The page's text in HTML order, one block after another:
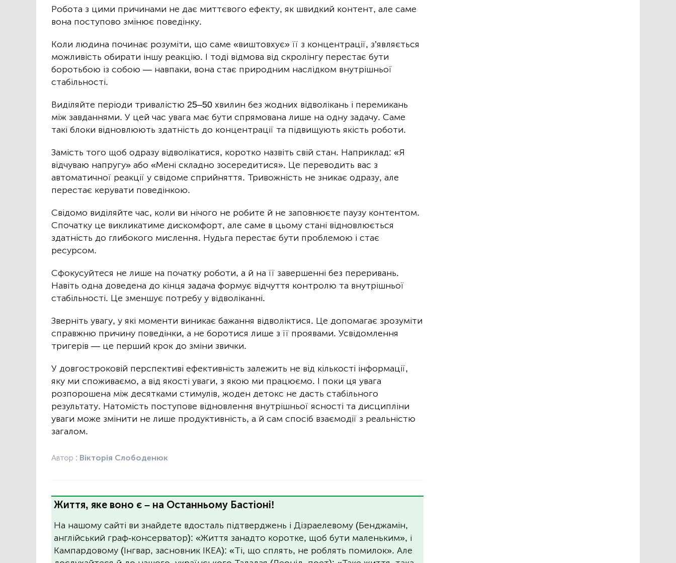
Робота з цими причинами не дає миттєвого ефекту, як швидкий контент, але саме
вона поступово змінює поведінку.
Коли людина починає розуміти, що саме «виштовхує» її з концентрації, з’являється
можливість обирати іншу реакцію. І тоді відмова від скролінгу перестає бути
боротьбою із собою — навпаки, вона стає природним наслідком внутрішньої
стабільності.
Виділяйте періоди тривалістю 25–50 хвилин без жодних відволікань і перемикань
між завданнями. У цей час увага має бути спрямована лише на одну задачу. Саме
такі блоки відновлюють здатність до концентрації та підвищують якість роботи.
Замість того щоб одразу відволікатися, коротко назвіть свій стан. Наприклад: «Я
відчуваю напругу» або «Мені складно зосередитися». Це переводить вас з
автоматичної реакції у свідоме сприйняття. Тривожність не зникає одразу, але
перестає керувати поведінкою.
Свідомо виділяйте час, коли ви нічого не робите й не заповнюєте паузу контентом.
Спочатку це викликатиме дискомфорт, але саме в цьому стані відновлюється
здатність до глибокого мислення. Нудьга перестає бути проблемою і стає
ресурсом.
Сфокусуйтеся не лише на початку роботи, а й на її завершенні без переривань.
Навіть одна доведена до кінця задача формує відчуття контролю та внутрішньої
стабільності. Це зменшує потребу у відволіканні.
Зверніть увагу, у які моменти виникає бажання відволіктися. Це допомагає зрозуміти
справжню причину поведінки, а не боротися лише з її проявами. Усвідомлення
тригерів — це перший крок до зміни звички.
У довгостроковій перспективі ефективність залежить не від кількості інформації,
яку ми споживаємо, а від якості уваги, з якою ми працюємо. І поки ця увага
розпорошена між десятками стимулів, жоден детокс не дасть стабільного
результату. Натомість поступове відновлення внутрішньої ясності та дисципліни
уваги може змінити не лише продуктивність, а й сам спосіб взаємодії з реальністю
загалом.
Автор : Вікторія Слободенюк
Життя, яке воно є – на Останньому Бастіоні!
На нашому сайті ви знайдете вдосталь підтверджень і Дізраелевому (Бенджамін,
англійський граф-консерватор): «Життя занадто коротке, щоб бути маленьким», і
Кампардовому (Інгвар, засновник ІКЕА): «Ті, що сплять, не роблять помилок». Але